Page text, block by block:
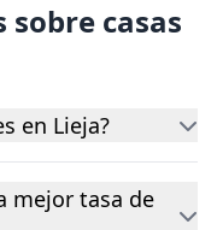
casas
en Lieja?
mejor tasa de